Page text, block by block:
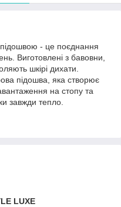
- це поєднання
Виготовлені з бавовни,
шкірі дихати.
підошва, яка створює
на стопу та
завжди тепло.
LUXE